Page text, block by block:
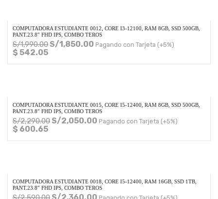
COMPUTADORA ESTUDIANTE 0012, CORE I3-12100, RAM 8GB, SSD 500GB,
PANT.23.8″ FHD IPS, COMBO TEROS
S/1,990.00S/1,850.00 Pagando con Tarjeta (+5%)
$ 542.05
COMPUTADORA ESTUDIANTE 0015, CORE I5-12400, RAM 8GB, SSD 500GB,
PANT.23.8″ FHD IPS, COMBO TEROS
S/2,290.00S/2,050.00 Pagando con Tarjeta (+5%)
$ 600.65
COMPUTADORA ESTUDIANTE 0018, CORE I5-12400, RAM 16GB, SSD 1TB,
PANT.23.8″ FHD IPS, COMBO TEROS